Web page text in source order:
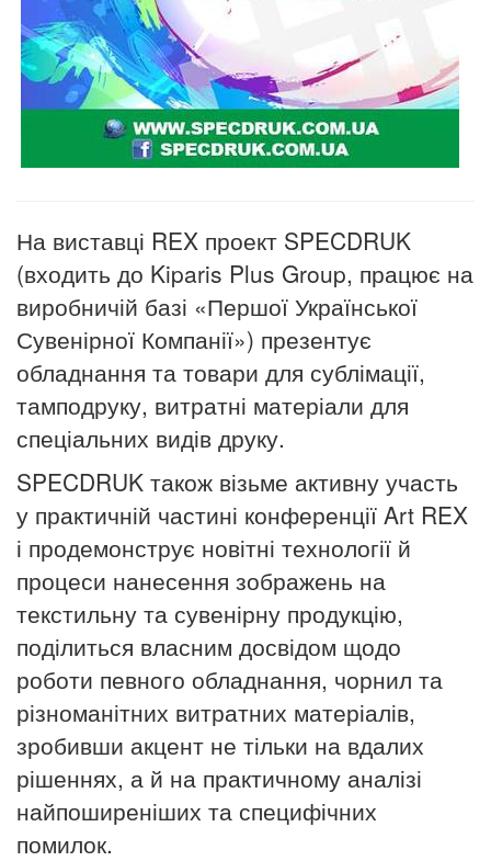
На виставці REX проект SPECDRUK
(входить до Kiparis Plus Group, працює на
виробничій базі «Першої Української
Сувенірної Компанії») презентує
обладнання та товари для сублімації,
тамподруку, витратні матеріали для
спеціальних видів друку.
SPECDRUK також візьме активну участь
у практичній частині конференції Art REX
і продемонструє новітні технології й
процеси нанесення зображень на
текстильну та сувенірну продукцію,
поділиться власним досвідом щодо
роботи певного обладнання, чорнил та
різноманітних витратних матеріалів,
зробивши акцент не тільки на вдалих
рішеннях, а й на практичному аналізі
найпоширеніших та специфічних
помилок.